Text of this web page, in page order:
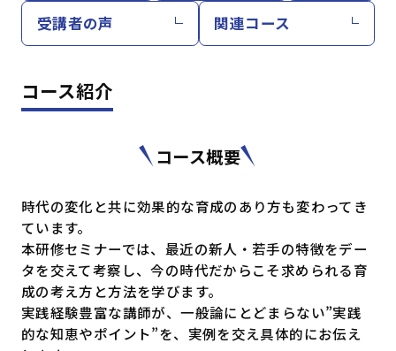
受講者の声 関連コース
コース紹介
コース概要
時代の変化と共に効果的な育成のあり方も変わってき
ています。
本研修セミナーでは、最近の新人・若手の特徴をデー
タを交えて考察し、今の時代だからこそ求められる育
成の考え方と方法を学びます。
実践経験豊富な講師が、一般論にとどまらない”実践
的な知恵やポイント”を、実例を交え具体的にお伝え